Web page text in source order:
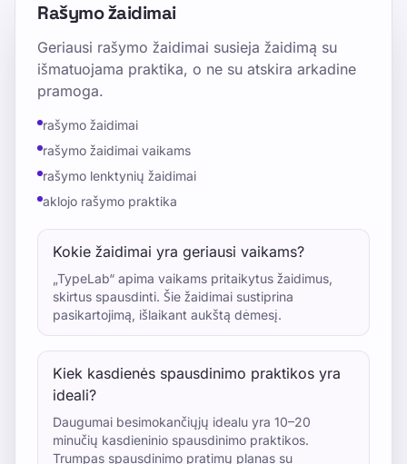
Rašymo žaidimai
Geriausi rašymo žaidimai susieja žaidimą su
išmatuojama praktika, o ne su atskira arkadine
pramoga.
rašymo žaidimai
rašymo žaidimai vaikams
rašymo lenktynių žaidimai
aklojo rašymo praktika
Kokie žaidimai yra geriausi vaikams?
„TypeLab“ apima vaikams pritaikytus žaidimus,
skirtus spausdinti. Šie žaidimai sustiprina
pasikartojimą, išlaikant aukštą dėmesį.
Kiek kasdienės spausdinimo praktikos yra
ideali?
Daugumai besimokančiųjų idealu yra 10–20
minučių kasdieninio spausdinimo praktikos.
Trumpas spausdinimo pratimų planas su